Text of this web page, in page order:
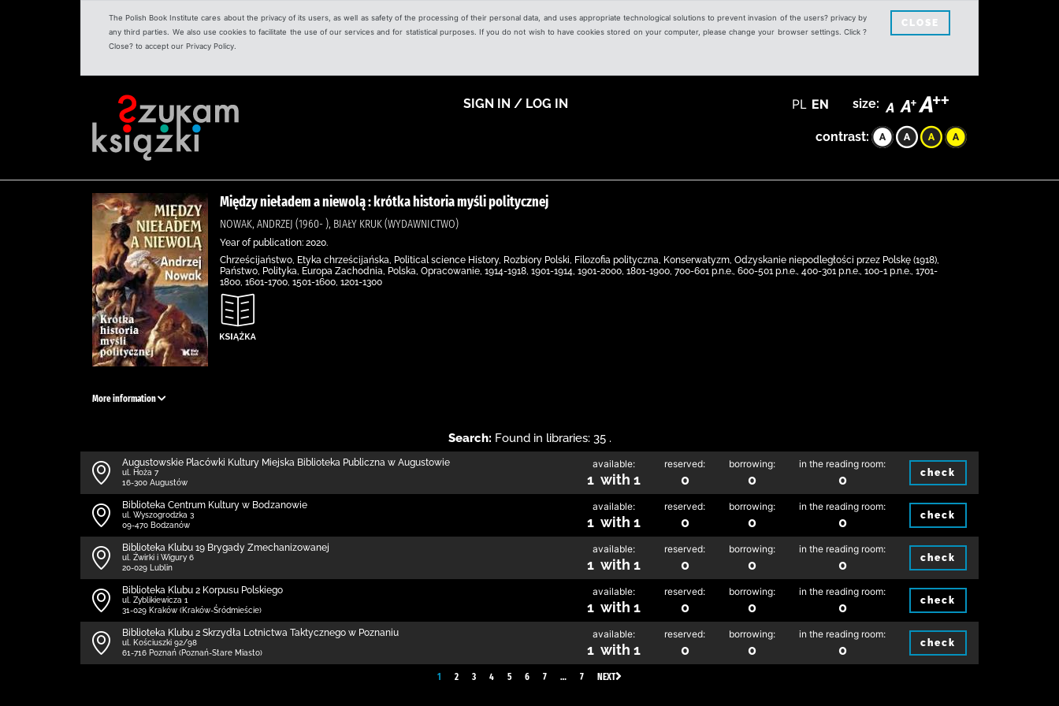
The Polish Book Institute cares about the privacy of its users, as well as safety of the processing of their personal data, and uses appropriate technological solutions to prevent invasion of the users? privacy by
any third parties. We also use cookies to facilitate the use of our services and for statistical purposes. If you do not wish to have cookies stored on your computer, please change your browser settings. Click ?
Close? to accept our Privacy Policy.
CLOSE
SIGN IN / LOG IN PL EN size:
contrast:
Między nieładem a niewolą : krótka historia myśli politycznej
NOWAK, ANDRZEJ (1960- ), BIAŁY KRUK (WYDAWNICTWO)
Year of publication: 2020.
Chrześcijaństwo, Etyka chrześcijańska, Political science History, Rozbiory Polski, Filozofia polityczna, Konserwatyzm, Odzyskanie niepodległości przez Polskę (1918),
Państwo, Polityka, Europa Zachodnia, Polska, Opracowanie, 1914-1918, 1901-1914, 1901-2000, 1801-1900, 700-601 p.n.e., 600-501 p.n.e., 400-301 p.n.e., 100-1 p.n.e., 1701-
1800, 1601-1700, 1501-1600, 1201-1300
More information
Search: Found in libraries: 35 .
Augustowskie Placówki Kultury Miejska Biblioteka Publiczna w Augustowie
ul. Hoża 7
16-300 Augustów
available:
1 with 1
reserved:
0
borrowing:
0
in the reading room:
0 check
Biblioteka Centrum Kultury w Bodzanowie
ul. Wyszogrodzka 3
09-470 Bodzanów
available:
1 with 1
reserved:
0
borrowing:
0
in the reading room:
0 check
Biblioteka Klubu 19 Brygady Zmechanizowanej
ul. Żwirki i Wigury 6
20-029 Lublin
available:
1 with 1
reserved:
0
borrowing:
0
in the reading room:
0 check
Biblioteka Klubu 2 Korpusu Polskiego
ul. Zyblikiewicza 1
31-029 Kraków (Kraków-Śródmieście)
available:
1 with 1
reserved:
0
borrowing:
0
in the reading room:
0 check
Biblioteka Klubu 2 Skrzydła Lotnictwa Taktycznego w Poznaniu
ul. Kościuszki 92/98
61-716 Poznań (Poznań-Stare Miasto)
available:
1 with 1
reserved:
0
borrowing:
0
in the reading room:
0 check
1 2 3 4 5 6 7 … 7 NEXT